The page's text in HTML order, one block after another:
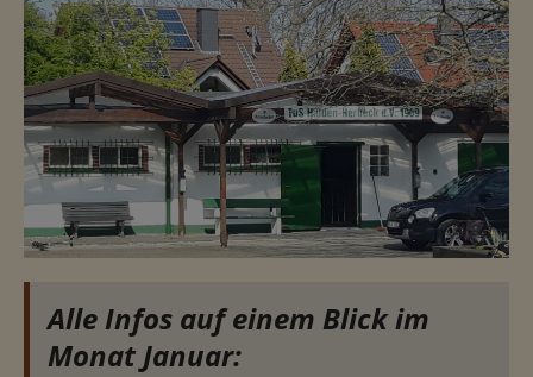
Alle Infos auf einem Blick im
Monat Januar: